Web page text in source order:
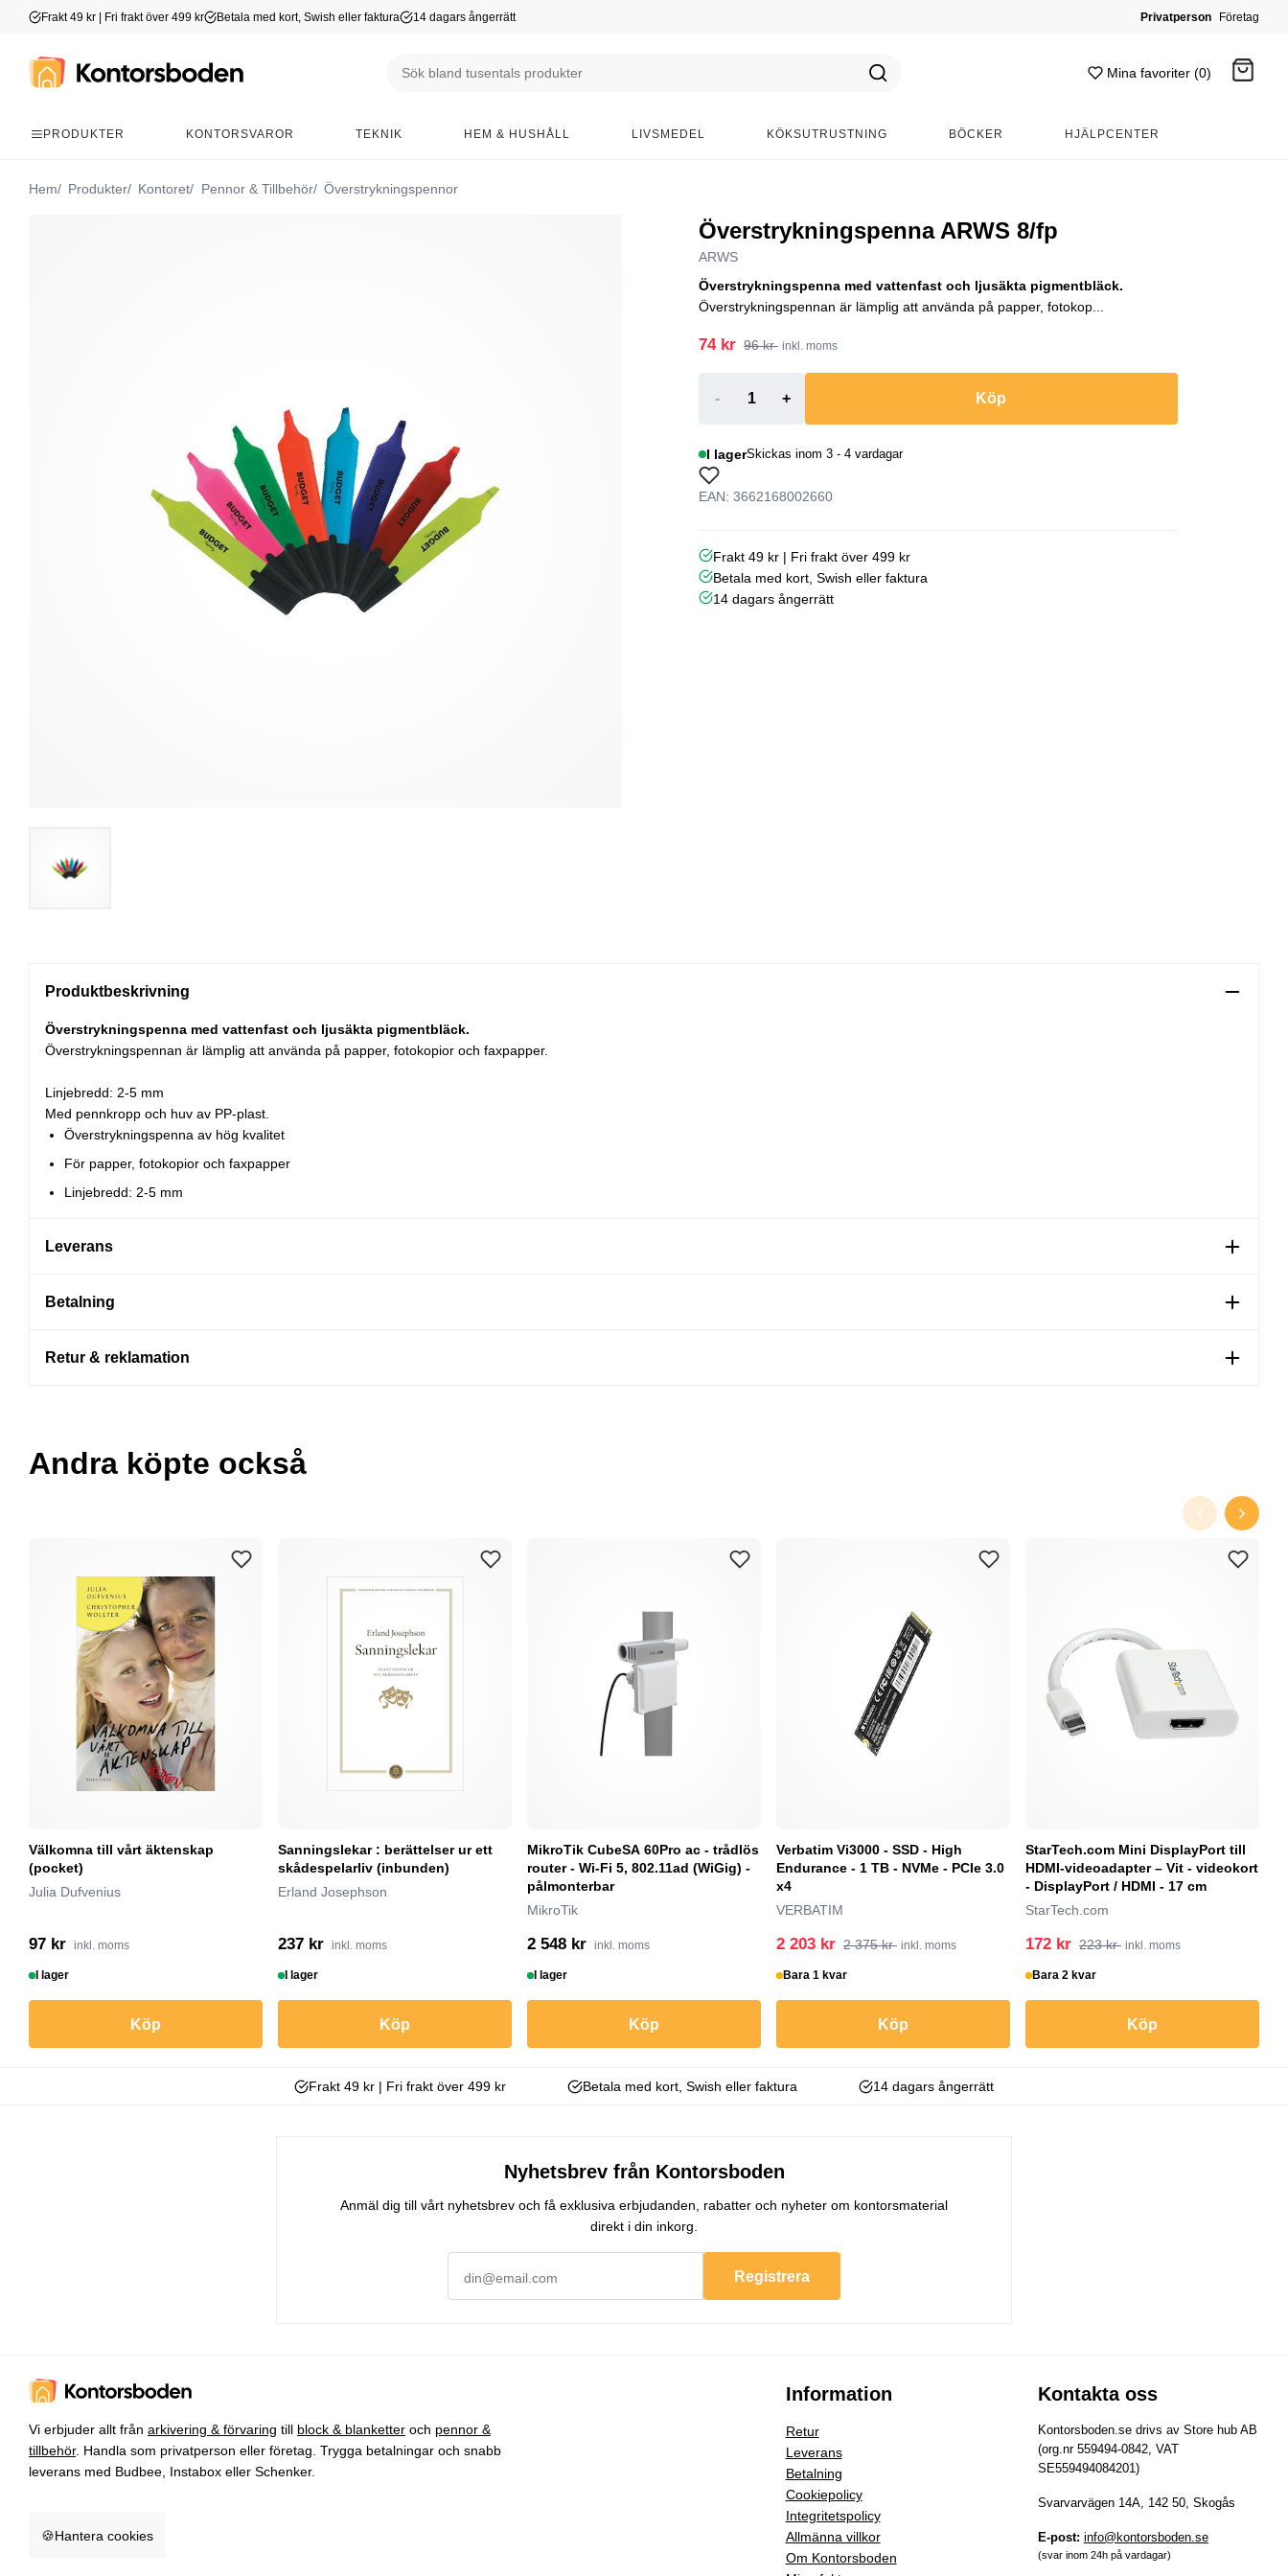
Frakt 49 kr | Fri frakt över 499 kr Betala med kort, Swish eller faktura 14 dagars ångerrätt Privatperson Företag
Mina favoriter (0)
PRODUKTER KONTORSVAROR TEKNIK HEM & HUSHÅLL LIVSMEDEL KÖKSUTRUSTNING BÖCKER HJÄLPCENTER
Hem Produkter Kontoret Pennor & Tillbehör Överstrykningspennor
Överstrykningspenna ARWS 8/fp
ARWS
Överstrykningspenna med vattenfast och ljusäkta pigmentbläck.
Överstrykningspennan är lämplig att använda på papper, fotokop...
74 kr 96 kr inkl. moms
- + Köp
I lagerSkickas inom 3 - 4 vardagar
EAN: 3662168002660
Frakt 49 kr | Fri frakt över 499 kr
Betala med kort, Swish eller faktura
14 dagars ångerrätt
Produktbeskrivning
Överstrykningspenna med vattenfast och ljusäkta pigmentbläck.
Överstrykningspennan är lämplig att använda på papper, fotokopior och faxpapper.
Linjebredd: 2-5 mm
Med pennkropp och huv av PP-plast.
Överstrykningspenna av hög kvalitet
För papper, fotokopior och faxpapper
Linjebredd: 2-5 mm
Leverans
Betalning
Retur & reklamation
Andra köpte också
Välkomna till vårt äktenskap
(pocket)
Julia Dufvenius
97 kr inkl. moms
I lager
Köp
Sanningslekar : berättelser ur ett
skådespelarliv (inbunden)
Erland Josephson
237 kr inkl. moms
I lager
Köp
MikroTik CubeSA 60Pro ac - trådlös
router - Wi-Fi 5, 802.11ad (WiGig) -
pålmonterbar
MikroTik
2 548 kr inkl. moms
I lager
Köp
Verbatim Vi3000 - SSD - High
Endurance - 1 TB - NVMe - PCIe 3.0
x4
VERBATIM
2 203 kr 2 375 kr inkl. moms
Bara 1 kvar
Köp
StarTech.com Mini DisplayPort till
HDMI-videoadapter – Vit - videokort
- DisplayPort / HDMI - 17 cm
StarTech.com
172 kr 223 kr inkl. moms
Bara 2 kvar
Köp
Frakt 49 kr | Fri frakt över 499 kr Betala med kort, Swish eller faktura 14 dagars ångerrätt
Nyhetsbrev från Kontorsboden
Anmäl dig till vårt nyhetsbrev och få exklusiva erbjudanden, rabatter och nyheter om kontorsmaterial
direkt i din inkorg.
Registrera
Vi erbjuder allt från arkivering & förvaring till block & blanketter och pennor &
tillbehör. Handla som privatperson eller företag. Trygga betalningar och snabb
leverans med Budbee, Instabox eller Schenker.
🍪Hantera cookies
Information
Retur
Leverans
Betalning
Cookiepolicy
Integritetspolicy
Allmänna villkor
Om Kontorsboden
Kontakta oss
Kontorsboden.se drivs av Store hub AB
(org.nr 559494-0842, VAT
SE559494084201)
Svarvarvägen 14A, 142 50, Skogås
E-post: info@kontorsboden.se
(svar inom 24h på vardagar)